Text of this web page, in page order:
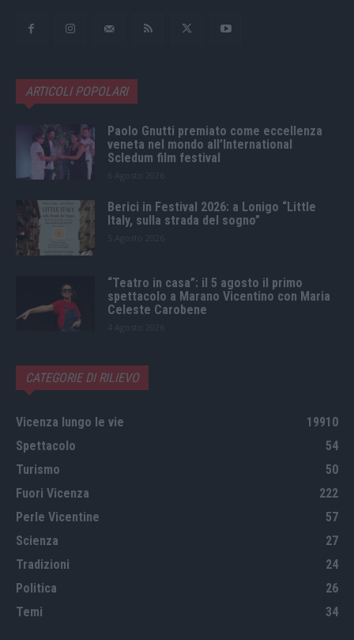
ARTICOLI POPOLARI
Paolo Gnutti premiato come eccellenza
veneta nel mondo all’International
Scledum film festival
Berici in Festival 2026: a Lonigo “Little
Italy, sulla strada del sogno”
“Teatro in casa”: il 5 agosto il primo
spettacolo a Marano Vicentino con Maria
Celeste Carobene
CATEGORIE DI RILIEVO
Vicenza lungo le vie
19910
Spettacolo
54
Turismo
50
Fuori Vicenza
222
Perle Vicentine
57
Scienza
27
Tradizioni
24
Politica
26
Temi
34